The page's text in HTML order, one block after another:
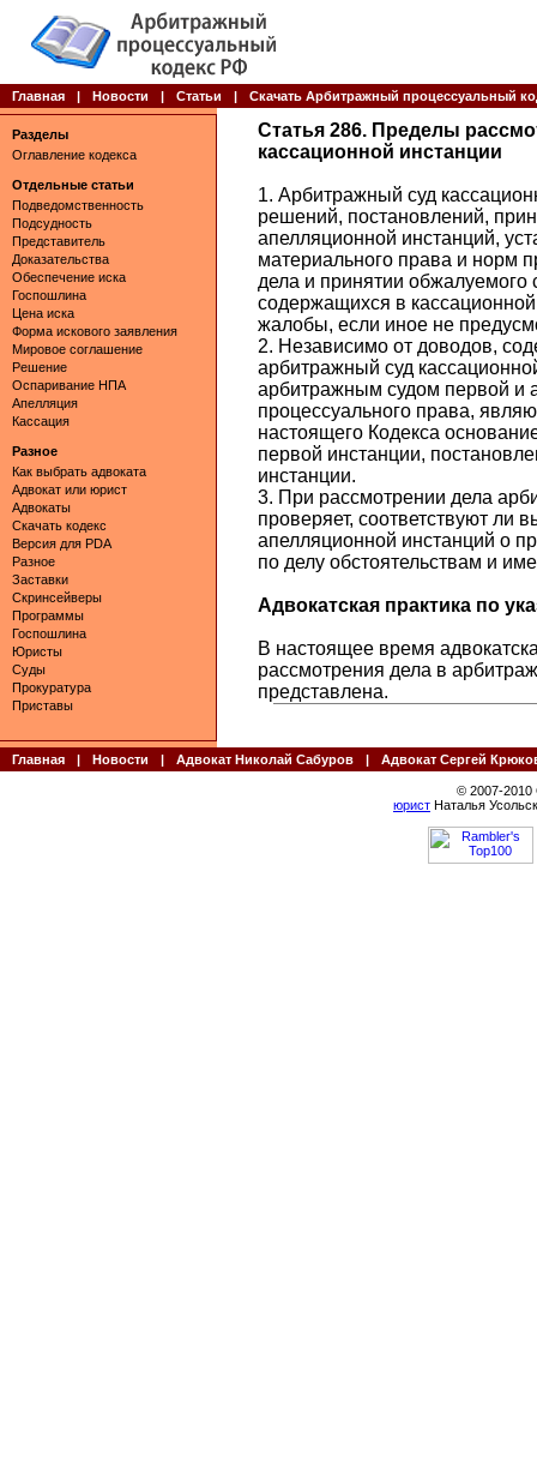
Главная | Новости | Статьи | Скачать Арбитражный процессуальный
Разделы
Оглавление кодекса
Отдельные статьи
Подведомственность
Подсудность
Представитель
Доказательства
Обеспечение иска
Госпошлина
Цена иска
Форма искового заявления
Мировое соглашение
Решение
Оспаривание НПА
Апелляция
Кассация
Разное
Как выбрать адвоката
Адвокат или юрист
Адвокаты
Скачать кодекс
Версия для PDA
Разное
Заставки
Скринсейверы
Программы
Госпошлина
Юристы
Суды
Прокуратура
Приставы
Статья 286. Пределы
кассационной инстанции
1. Арбитражный суд
решений, постановлений,
апелляционной инстанций,
материального права и норм
дела и принятии обжалуемого
содержащихся в
жалобы, если иное не
2. Независимо от доводов,
арбитражный суд
арбитражным судом первой и
процессуального права,
настоящего Кодекса
первой инстанции,
инстанции.
3. При рассмотрении дела
проверяет, соответствуют ли
апелляционной инстанций о
по делу обстоятельствам и
Адвокатская практика по
В настоящее время
рассмотрения дела в
представлена.
Главная | Новости | Адвокат Николай Сабуров | Адвокат Сергей
© 2007-
юрист Наталья